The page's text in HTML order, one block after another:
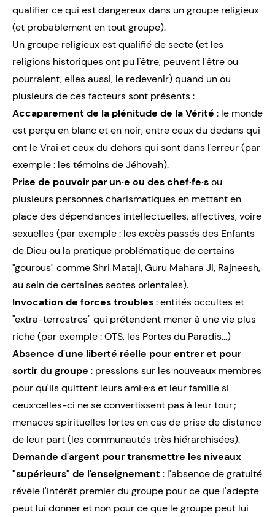
qualifier ce qui est dangereux dans un groupe religieux
(et probablement en tout groupe).
Un groupe religieux est qualifié de secte (et les
religions historiques ont pu l'être, peuvent l'être ou
pourraient, elles aussi, le redevenir) quand un ou
plusieurs de ces facteurs sont présents :
Accaparement de la plénitude de la Vérité : le monde
est perçu en blanc et en noir, entre ceux du dedans qui
ont le Vrai et ceux du dehors qui sont dans l'erreur (par
exemple : les témoins de Jéhovah).
Prise de pouvoir par un·e ou des chef·fe·sou
plusieurs personnes charismatiques en mettant en
place des dépendances intellectuelles, affectives, voire
sexuelles (par exemple : les excès passés des Enfants
de Dieu ou la pratique problématique de certains
"gourous" comme Shri Mataji, Guru Mahara Ji, Rajneesh,
au sein de certaines sectes orientales).
Invocation de forces troubles: entités occultes et
"extra-terrestres" qui prétendent mener à une vie plus
riche (par exemple : OTS, les Portes du Paradis...)
Absence d'une liberté réelle pour entrer et pour
sortir du groupe : pressions sur les nouveaux membres
pour qu'ils quittent leurs ami·e·s et leur famille si
ceux·celles-ci ne se convertissent pas à leur tour ;
menaces spirituelles fortes en cas de prise de distance
de leur part (les communautés très hiérarchisées).
Demande d'argent pour transmettre les niveaux
"supérieurs" de l'enseignement : l'absence de gratuité
révèle l'intérêt premier du groupe pour ce que l'adepte
peut lui donner et non pour ce que le groupe peut lui